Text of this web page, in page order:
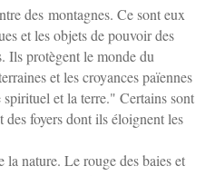
des montagnes. Ce sont eux
et les objets de pouvoir des
Ils protègent le monde du
et les croyances païennes
et la terre." Certains sont
des foyers dont ils éloignent les
nature. Le rouge des baies et